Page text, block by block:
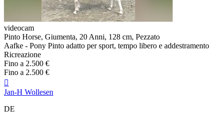
videocam
Pinto Horse, Giumenta, 20 Anni, 128 cm, Pezzato
Aafke - Pony Pinto adatto per sport, tempo libero e addestramento
Ricreazione
Fino a 2.500 €
Fino a 2.500 €

Jan-H Wollesen
DE